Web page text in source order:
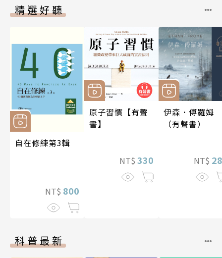
精選好聽
自在修練第3輯
NT$ 800
原子習慣【有聲
書】
NT$ 330
伊森．傅羅姆
（有聲書）
NT$
科普最新